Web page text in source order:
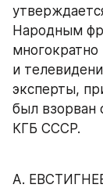
Народным
и
эксперты,
был взорван
КГБ СССР.
А.